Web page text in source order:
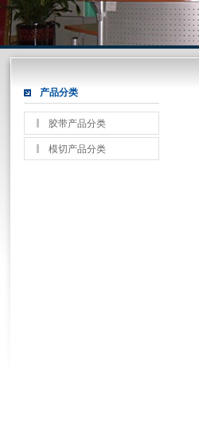
产品分类
胶带产品分类
模切产品分类